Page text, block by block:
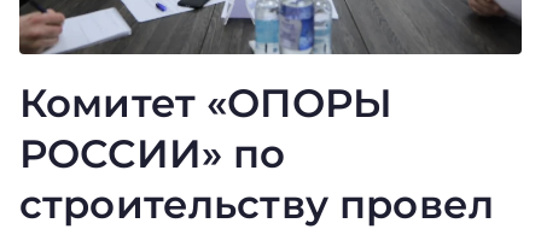
Комитет «ОПОРЫ
РОССИИ» по
строительству провел